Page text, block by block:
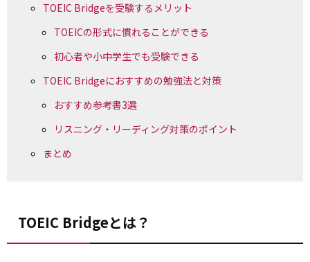
TOEIC Bridgeを受験するメリット
TOEICの形式に慣れることができる
初心者や小中学生でも受験できる
TOEIC Bridgeにおすすめの勉強法と対策
おすすめ参考書3選
リスニング・リーディング対策のポイント
まとめ
TOEIC Bridgeとは？